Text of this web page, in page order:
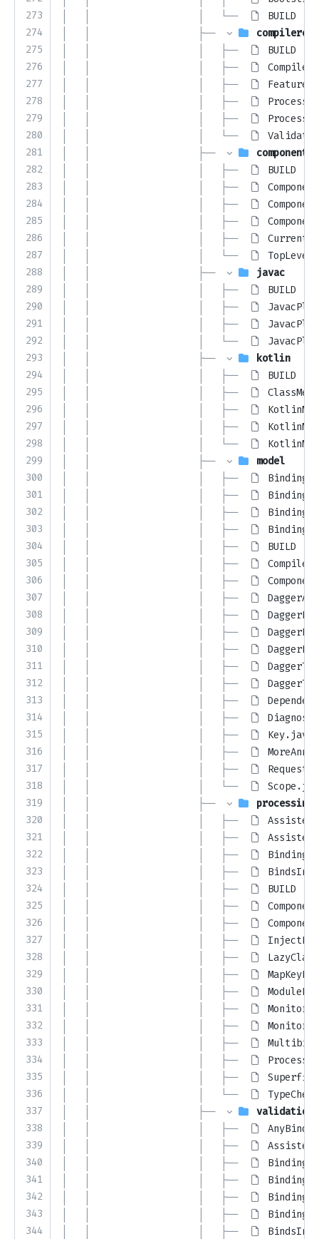
273
274
275
276
277
278
279
280
281
282
283
284
285
286
287
288
289
290
291
292
293
294
295
296
297
298
299
300
301
302
303
304
305
306
307
308
309
310
311
312
313
314
315
316
317
318
319
320
321
322
323
324
325
326
327
328
329
330
331
332
333
334
335
336
337
338
339
340
341
342
343
344
│   │                   │   └──
BUILD
│   │                   ├──
│   │                   │   ├──
BUILD
│   │                   │   ├──
│   │                   │   ├──
│   │                   │   ├──
│   │                   │   ├──
│   │                   │   └──
│   │                   ├──
│   │                   │   ├──
BUILD
│   │                   │   ├──
│   │                   │   ├──
│   │                   │   ├──
│   │                   │   ├──
│   │                   │   └──
│   │                   ├──
javac
│   │                   │   ├──
BUILD
│   │                   │   ├──
│   │                   │   ├──
│   │                   │   └──
│   │                   ├──
kotlin
│   │                   │   ├──
BUILD
│   │                   │   ├──
│   │                   │   ├──
│   │                   │   ├──
│   │                   │   └──
│   │                   ├──
model
│   │                   │   ├──
│   │                   │   ├──
│   │                   │   ├──
│   │                   │   ├──
│   │                   │   ├──
BUILD
│   │                   │   ├──
│   │                   │   ├──
│   │                   │   ├──
│   │                   │   ├──
│   │                   │   ├──
│   │                   │   ├──
│   │                   │   ├──
│   │                   │   ├──
│   │                   │   ├──
│   │                   │   ├──
│   │                   │   ├──
Key.java
│   │                   │   ├──
│   │                   │   ├──
│   │                   │   └──
│   │                   ├──
│   │                   │   ├──
│   │                   │   ├──
│   │                   │   ├──
│   │                   │   ├──
│   │                   │   ├──
BUILD
│   │                   │   ├──
│   │                   │   ├──
│   │                   │   ├──
│   │                   │   ├──
│   │                   │   ├──
│   │                   │   ├──
│   │                   │   ├──
│   │                   │   ├──
│   │                   │   ├──
│   │                   │   ├──
│   │                   │   ├──
│   │                   │   └──
│   │                   ├──
validation
│   │                   │   ├──
│   │                   │   ├──
│   │                   │   ├──
│   │                   │   ├──
│   │                   │   ├──
│   │                   │   ├──
│   │                   │   ├──